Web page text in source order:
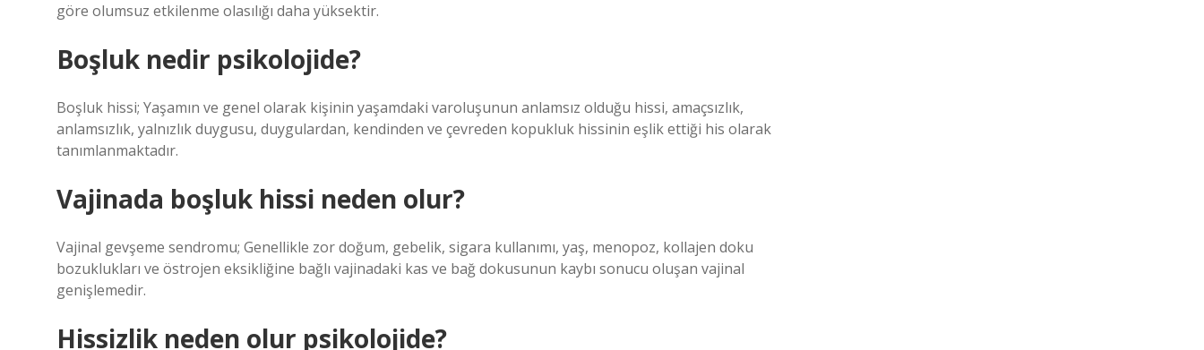
göre olumsuz etkilenme olasılığı daha yüksektir.
Boşluk nedir psikolojide?
Boşluk hissi; Yaşamın ve genel olarak kişinin yaşamdaki varoluşunun anlamsız olduğu hissi, amaçsızlık,
anlamsızlık, yalnızlık duygusu, duygulardan, kendinden ve çevreden kopukluk hissinin eşlik ettiği his olarak
tanımlanmaktadır.
Vajinada boşluk hissi neden olur?
Vajinal gevşeme sendromu; Genellikle zor doğum, gebelik, sigara kullanımı, yaş, menopoz, kollajen doku
bozuklukları ve östrojen eksikliğine bağlı vajinadaki kas ve bağ dokusunun kaybı sonucu oluşan vajinal
genişlemedir.
Hissizlik neden olur psikolojide?